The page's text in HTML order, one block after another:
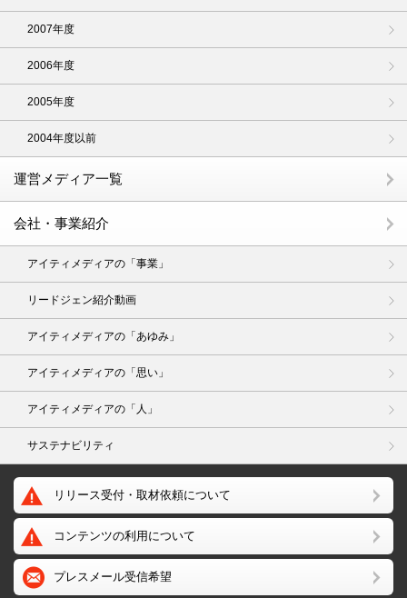
2007年度
2006年度
2005年度
2004年度以前
運営メディア一覧
会社・事業紹介
アイティメディアの「事業」
リードジェン紹介動画
アイティメディアの「あゆみ」
アイティメディアの「思い」
アイティメディアの「人」
サステナビリティ
リリース受付・取材依頼について
コンテンツの利用について
プレスメール受信希望